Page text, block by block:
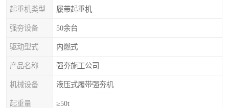
起重机类型 履带起重机
强夯设备 50余台
驱动型式 内燃式
产品名称 强夯施工公司
机械设备 液压式履带强夯机
起重量 ≥50t